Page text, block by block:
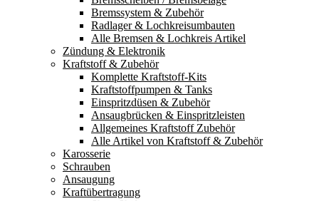
Bremssystem & Zubehör
Radlager & Lochkreisumbauten
Alle Bremsen & Lochkreis Artikel
Zündung & Elektronik
Kraftstoff & Zubehör
Komplette Kraftstoff-Kits
Kraftstoffpumpen & Tanks
Einspritzdüsen & Zubehör
Ansaugbrücken & Einspritzleisten
Allgemeines Kraftstoff Zubehör
Alle Artikel von Kraftstoff & Zubehör
Karosserie
Schrauben
Ansaugung
Kraftübertragung